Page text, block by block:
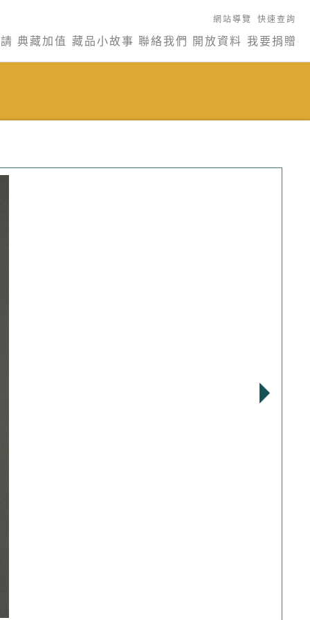
網站導覽 快速查詢
典藏加值 藏品小故事 聯絡我們 開放資料 我要捐贈